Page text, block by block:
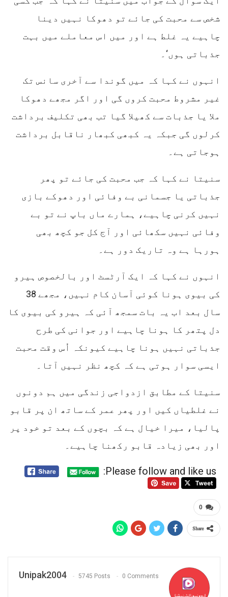
شخص سے محبت کی جائے تو دھوکا نہیں دینا
چاہیے یہ غلط ہے اور میں اس معاملے میں بہت
جذباتی ہوں‘۔
انہوں نے کہا کہ میں گوندا سے آخری سانس تک
غیر مشروط محبت کروں گی اور اگر مجھے دھوکا
ملا یا جذبات سے کھیلا گیا تب بھی تکلیف برداشت
کرلوں گی جبکہ یہ کبھی کبھار ناقابل برداشت
ہوجاتی ہے۔
سنیتا نے کہا کہ جب محبت کی جائے تو پھر
جذباتی یا جسمانی بے وفائی اور دھوکے بازی
نہیں کرنی چاہیے، ہمارے ماں باپ نے تو بے
وفائی نہیں سکھائی اور آج کل جو کچھ بھی
ہورہا ہے وہ تاریک دور ہے۔
انہوں نے کہا کہ ایک آرٹسٹ اور بالخصوص ہیرو
کی بیوی ہونا کوئی آسان کام نہیں، مجھے 38
سال بعد اب یہ بات سمجھ آئی کہ ہیرو کی بیوی کا
دل پتھر کا ہونا چاہیے اور جوانی کی طرح
جذباتی نہیں ہونا چاہیے کیونکہ اُس وقت محبت
ایسی سوار ہوتی ہے کہ کچھ نظر نہیں آتا۔
سنیتا کے مطابق ازدواجی زندگی میں ہم دونوں
نے غلطیاں کیں اور پھر عمر کے ساتھ ان پر قابو
پالیا، میرا خیال ہے کہ بچوں کے بعد تو خود پر
اور بھی زیادہ قابو رکھنا چاہیے۔
Please follow and like us:
0
Share
Unipak2004 5745 Posts 0 Comments